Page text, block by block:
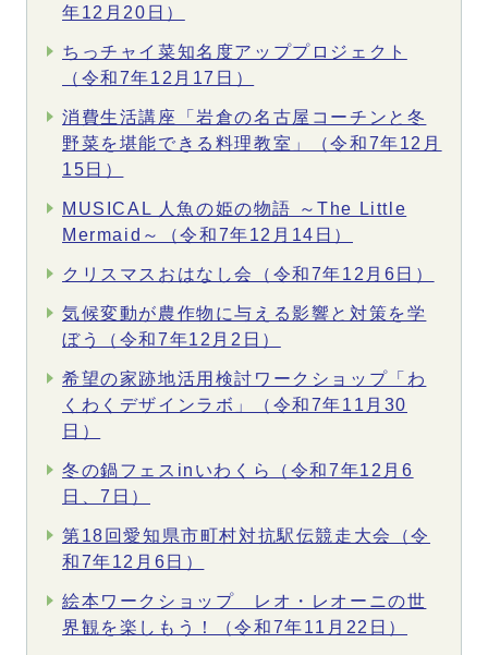
年12月20日）
ちっチャイ菜知名度アッププロジェクト
（令和7年12月17日）
消費生活講座「岩倉の名古屋コーチンと冬
野菜を堪能できる料理教室」（令和7年12月
15日）
MUSICAL 人魚の姫の物語 ～The Little
Mermaid～（令和7年12月14日）
クリスマスおはなし会（令和7年12月6日）
気候変動が農作物に与える影響と対策を学
ぼう（令和7年12月2日）
希望の家跡地活用検討ワークショップ「わ
くわくデザインラボ」（令和7年11月30
日）
冬の鍋フェスinいわくら（令和7年12月6
日、7日）
第18回愛知県市町村対抗駅伝競走大会（令
和7年12月6日）
絵本ワークショップ レオ・レオーニの世
界観を楽しもう！（令和7年11月22日）